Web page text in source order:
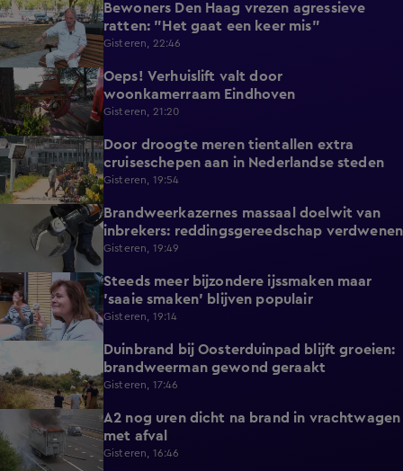
1:54
Bewoners Den Haag vrezen agressieve
ratten: "Het gaat een keer mis"
Gisteren, 22:46
0:58
Oeps! Verhuislift valt door
woonkamerraam Eindhoven
Gisteren, 21:20
2:11
Door droogte meren tientallen extra
cruiseschepen aan in Nederlandse steden
Gisteren, 19:54
Brandweerkazernes massaal doelwit van
inbrekers: reddingsgereedschap verdwenen
Gisteren, 19:49
1:17
Steeds meer bijzondere ijssmaken maar
'saaie smaken' blijven populair
Gisteren, 19:14
Duinbrand bij Oosterduinpad blijft groeien:
brandweerman gewond geraakt
Gisteren, 17:46
A2 nog uren dicht na brand in vrachtwagen
met afval
Gisteren, 16:46